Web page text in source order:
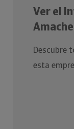
Ver el
Descubre
esta